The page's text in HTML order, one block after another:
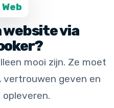
website via
mooi zijn. Ze moet
geven en